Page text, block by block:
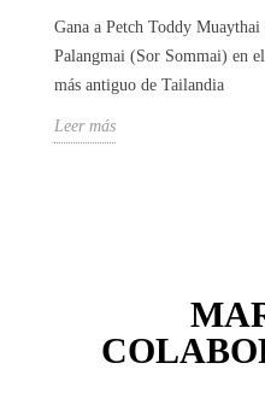
Gana a Petch Toddy
Palangmai (Sor Sommai) en
más antiguo de Tailandia
Leer más